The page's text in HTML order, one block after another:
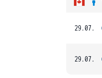
29.07.
29.07.